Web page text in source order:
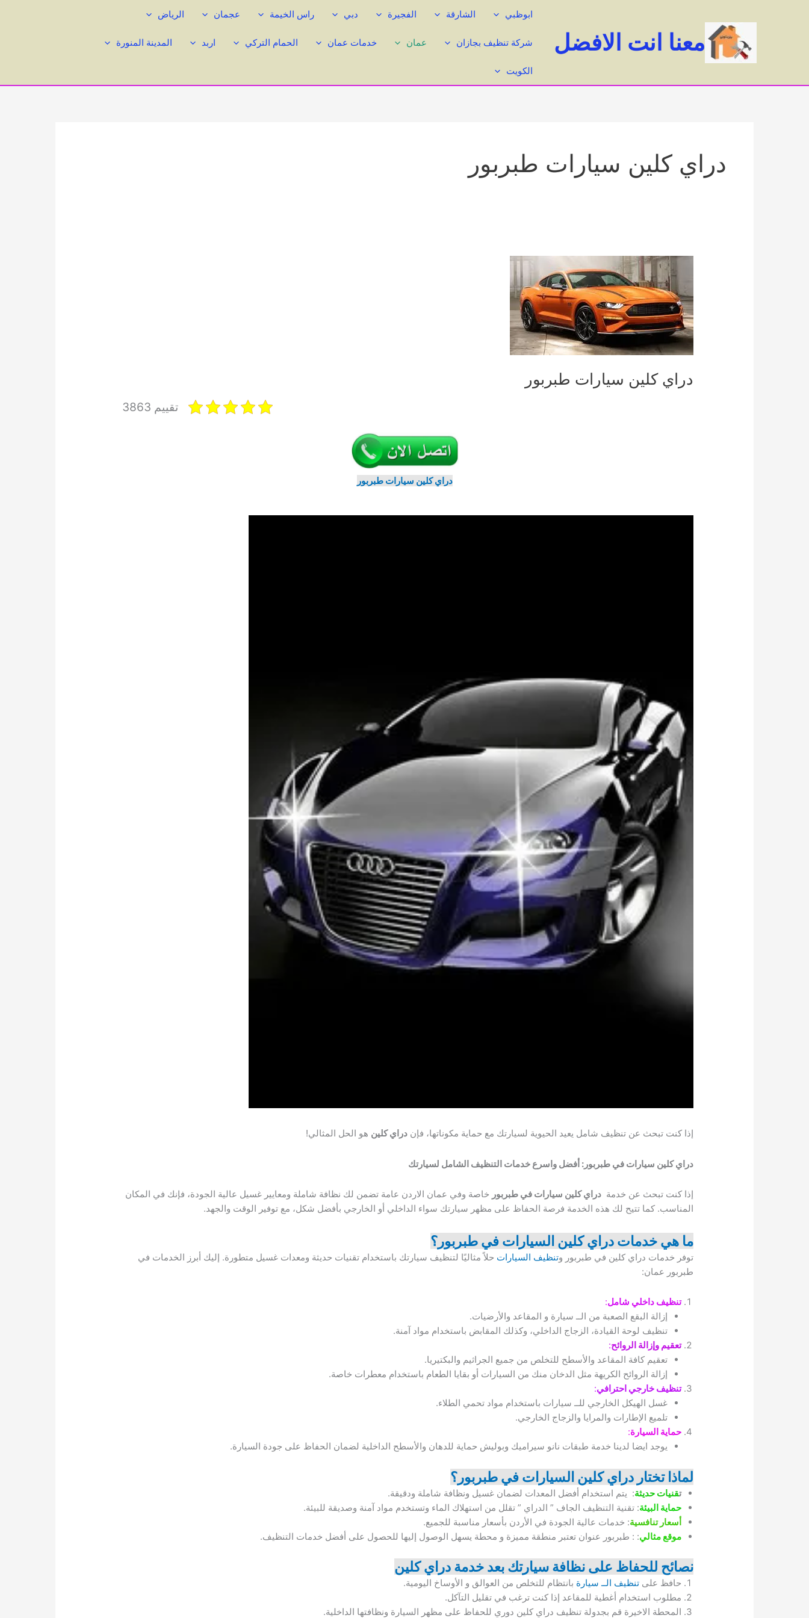
معنا انت الافضل
ابوظبي الشارقة الفجيرة دبي راس الخيمة عجمان الرياض
شركة تنظيف بجازان عمان خدمات عمان الحمام التركي اربد المدينة المنورة
الكويت
دراي كلين سيارات طبربور
دراي كلين سيارات طبربور
تقييم 3863
دراي كلين سيارات طبربور
إذا كنت تبحث عن تنظيف شامل يعيد الحيوية لسيارتك مع حماية مكوناتها، فإندراي كلين هو الحل المثالي!
دراي كلين سيارات في طبربور: أفضل واسرع خدمات التنظيف الشامل لسيارتك
إذا كنت تبحث عن خدمةدراي كلين سيارات في طبربور خاصة وفي عمان الاردن عامة تضمن لك نظافة شاملة ومعايير غسيل عالية الجودة، فإنك في المكان
المناسب. كما تتيح لك هذه الخدمة فرصة الحفاظ على مظهر سيارتك سواء الداخلي أو الخارجي بأفضل شكل، مع توفير الوقت والجهد.
ما هي خدمات دراي كلين السيارات في طبربور؟
توفر خدمات دراي كلين في طبربور وتنظيف السيارات حلاً مثاليًا لتنظيف سيارتك باستخدام تقنيات حديثة ومعدات غسيل متطورة. إليك أبرز الخدمات في
طبربور عمان:
تنظيف داخلي شامل:
إزالة البقع الصعبة من الــ سيارة و المقاعد والأرضيات.
تنظيف لوحة القيادة، الزجاج الداخلي، وكذلك المقابض باستخدام مواد آمنة.
تعقيم وإزالة الروائح:
تعقيم كافة المقاعد والأسطح للتخلص من جميع الجراثيم والبكتيريا.
إزالة الروائح الكريهة مثل الدخان منك من السيارات أو بقايا الطعام باستخدام معطرات خاصة.
تنظيف خارجي احترافي:
غسل الهيكل الخارجي للــ سيارات باستخدام مواد تحمي الطلاء.
تلميع الإطارات والمرايا والزجاج الخارجي.
حماية السيارة:
يوجد ايضا لدينا خدمة طبقات نانو سيراميك وبوليش حماية للدهان والأسطح الداخلية لضمان الحفاظ على جودة السيارة.
لماذا تختار دراي كلين السيارات في طبربور؟
تقنيات حديثة: يتم استخدام أفضل المعدات لضمان غسيل ونظافة شاملة ودقيقة.
حماية البيئة: تقنية التنظيف الجاف ” الدراي ” تقلل من استهلاك الماء وتستخدم مواد آمنة وصديقة للبيئة.
أسعار تنافسية: خدمات عالية الجودة في الأردن بأسعار مناسبة للجميع.
موقع مثالي: : طبربور عنوان تعتبر منطقة مميزة و محطة يسهل الوصول إليها للحصول على أفضل خدمات التنظيف.
نصائح للحفاظ على نظافة سيارتك بعد خدمة دراي كلين
حافظ على تنظيف الــ سيارة بانتظام للتخلص من العوالق و الأوساخ اليومية.
مطلوب استخدام أغطية للمقاعد إذا كنت ترغب في تقليل التآكل.
المحطة الاخيرة قم بجدولة تنظيف دراي كلين دوري للحفاظ على مظهر السيارة ونظافتها الداخلية.